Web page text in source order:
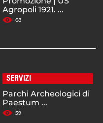
Agropoli 1921. ...
68
SERVIZI
Parchi Archeologici di
Paestum ...
59